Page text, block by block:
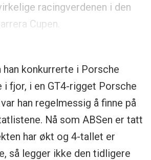
racingverdenen i den
Cupen.
han konkurrerte i Porsche
i fjor, i en GT4-rigget Porsche
han regelmessig å finne på
Nå som ABSen er tatt
har økt og 4-tallet er
så legger ikke den tidligere